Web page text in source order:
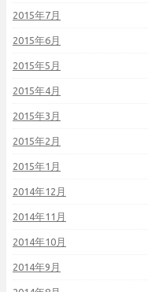
2015年7月
2015年6月
2015年5月
2015年4月
2015年3月
2015年2月
2015年1月
2014年12月
2014年11月
2014年10月
2014年9月